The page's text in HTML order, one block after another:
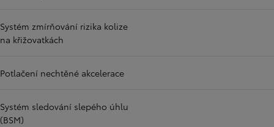
Systém zmírňování rizika kolize
na křižovatkách
Potlačení nechtěné akcelerace
Systém sledování slepého úhlu
(BSM)